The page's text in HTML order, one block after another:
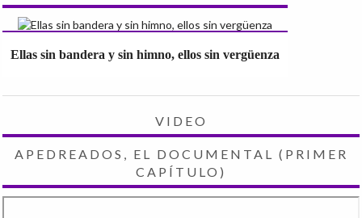
Ellas sin bandera y sin himno, ellos sin vergüenza
VIDEO
APEDREADOS, EL DOCUMENTAL (PRIMER
CAPÍTULO)